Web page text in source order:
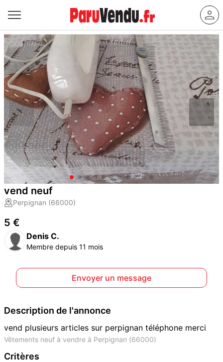
vend neuf
Perpignan (66000)
5 €
Denis C.
Membre depuis 11 mois
Envoyer un message
Description de l'annonce
vend plusieurs articles sur perpignan téléphone merci
Vêtements neuf à vendre à Perpignan (66000)
Critères